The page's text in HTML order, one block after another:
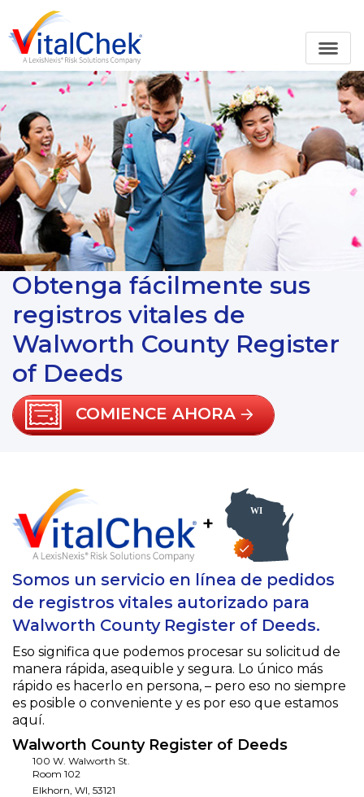
Obtenga fácilmente sus
registros vitales de
Walworth County Register
of Deeds
COMIENCE AHORA
+
Somos un servicio en línea de pedidos
de registros vitales autorizado para
Walworth County Register of Deeds.
Eso significa que podemos procesar su solicitud de
manera rápida, asequible y segura. Lo único más
rápido es hacerlo en persona, – pero eso no siempre
es posible o conveniente y es por eso que estamos
aquí.
Walworth County Register of Deeds
100 W. Walworth St.
Room 102
Elkhorn, WI, 53121